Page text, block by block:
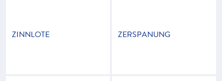
ZINNLOTE ZERSPANUNG